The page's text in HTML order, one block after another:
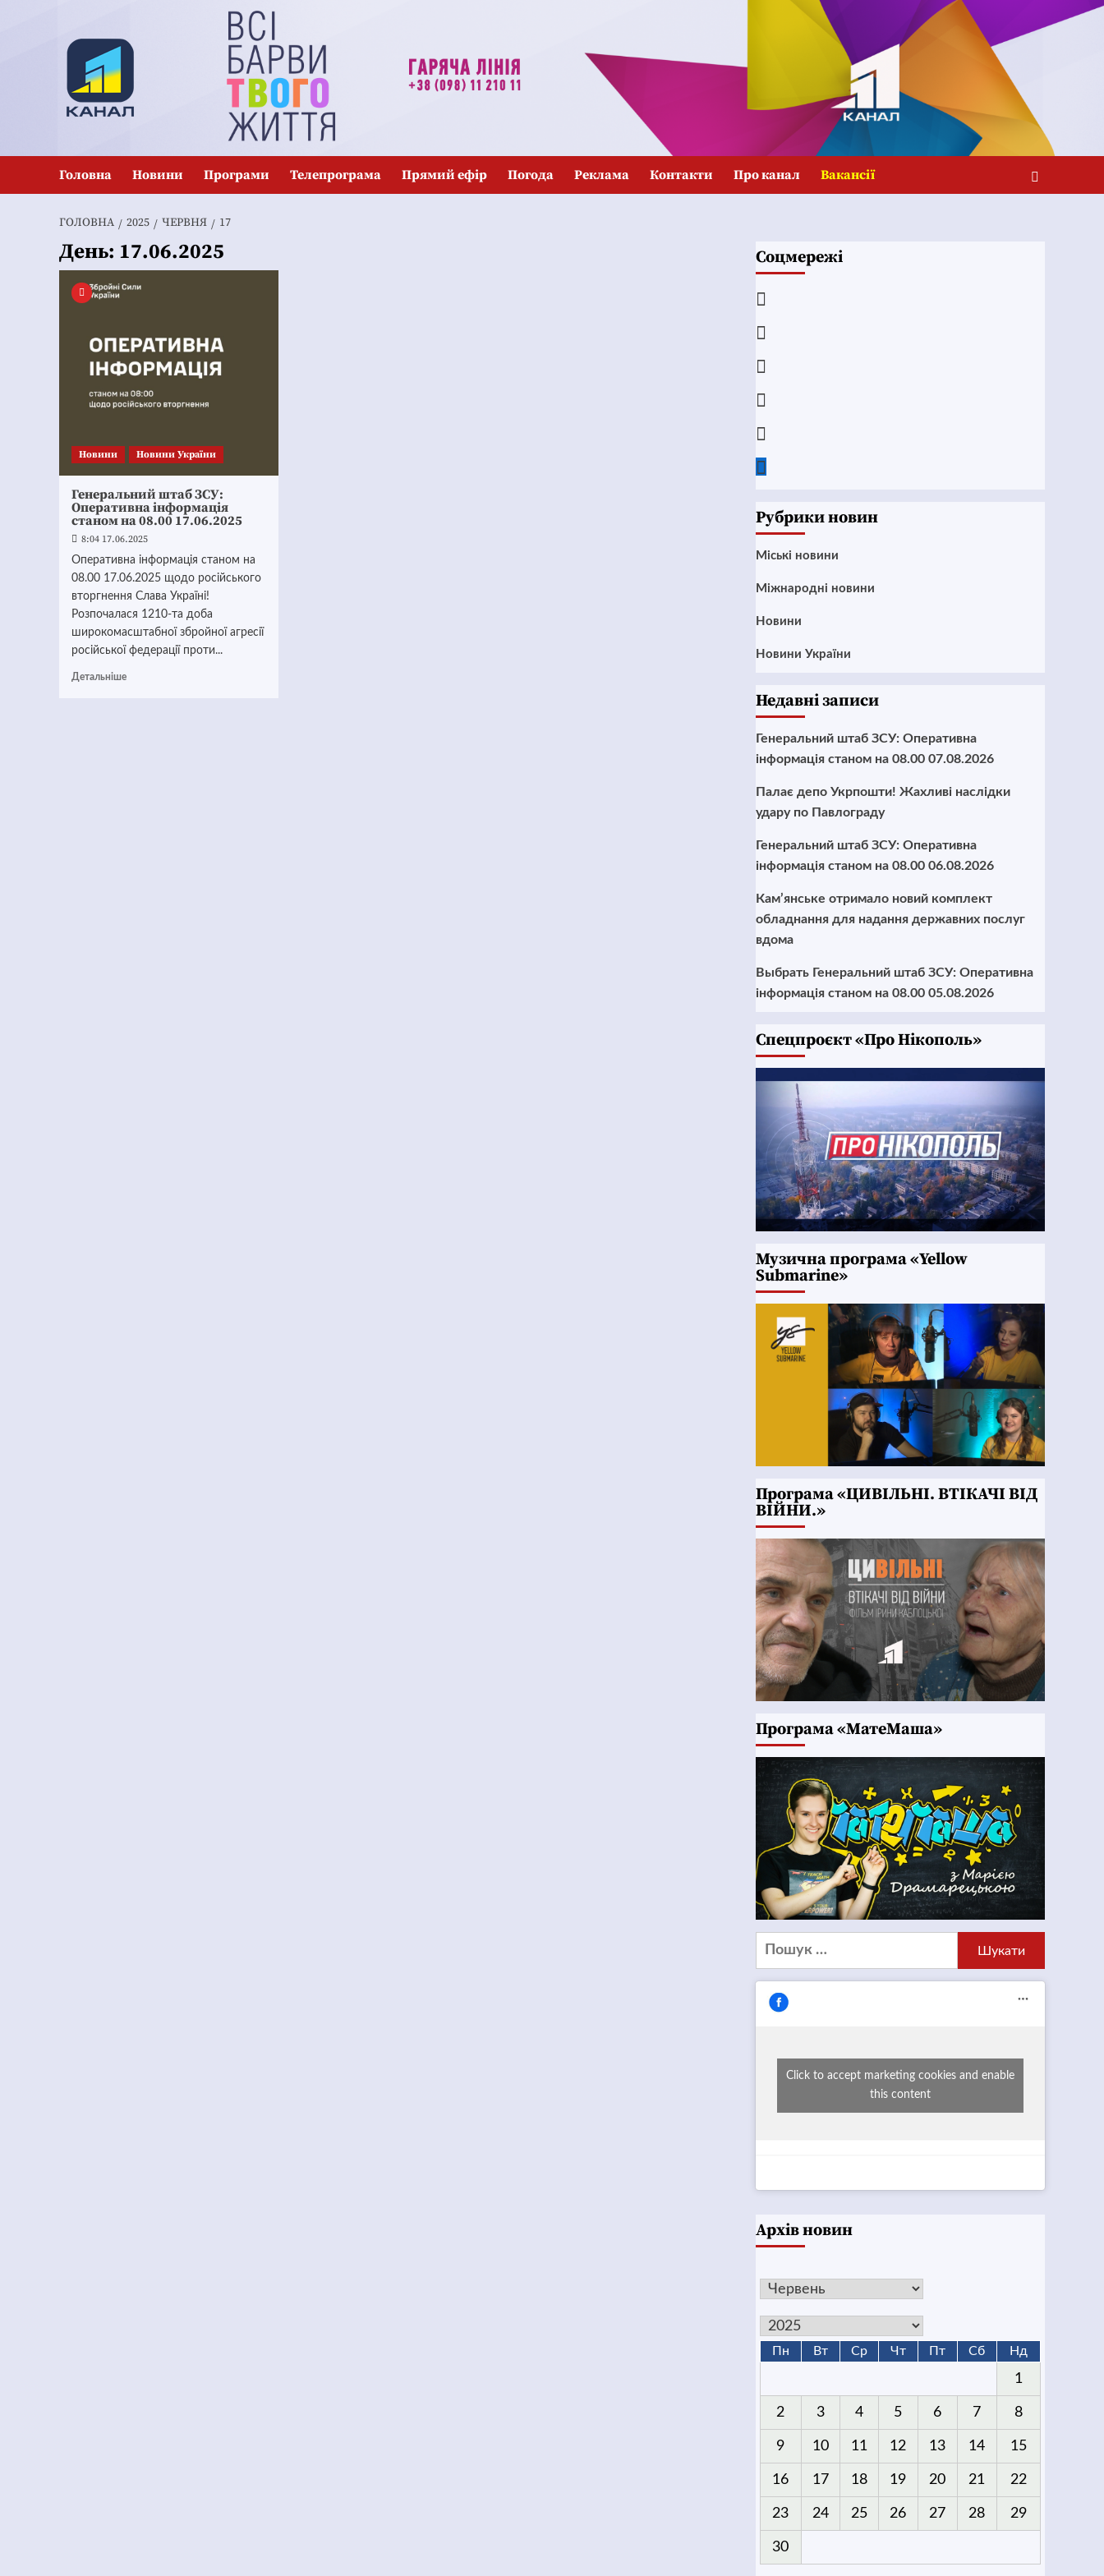
Головна Новини Програми Телепрограма Прямий ефір Погода Реклама Контакти Про канал Вакансії
ГОЛОВНА 2025 ЧЕРВНЯ 17
День: 17.06.2025
Новини Новини України
Генеральний штаб ЗСУ:
Оперативна інформація
станом на 08.00 17.06.2025
8:04 17.06.2025
Оперативна інформація станом на
08.00 17.06.2025 щодо російського
вторгнення Слава Україні!
Розпочалася 1210-та доба
широкомасштабної збройної агресії
російської федерації проти...
Детальніше
Соцмережі
Рубрики новин
Mіські новини
Міжнародні новини
Новини
Новини України
Недавні записи
Генеральний штаб ЗСУ: Оперативна
інформація станом на 08.00 07.08.2026
Палає депо Укрпошти! Жахливі наслідки
удару по Павлограду
Генеральний штаб ЗСУ: Оперативна
інформація станом на 08.00 06.08.2026
Кам’янське отримало новий комплект
обладнання для надання державних послуг
вдома
Выбрать Генеральний штаб ЗСУ: Оперативна
інформація станом на 08.00 05.08.2026
Cпецпроєкт «Про Нікополь»
Музична програма «Yellow
Submarine»
Програма «ЦИВІЛЬНІ. ВТІКАЧІ ВІД
ВІЙНИ.»
Програма «МатеМаша»
Пошук:
Click to accept marketing cookies and enable
this content
Архів новин
Пн Вт Ср Чт Пт Сб Нд
1
2 3 4 5 6 7 8
9 10 11 12 13 14 15
16 17 18 19 20 21 22
23 24 25 26 27 28 29
30